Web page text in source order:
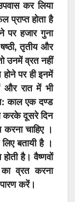
कर लिया
प्राप्त होता है
पर हजार गुना
तृतीय और
उनमें व्रत नहीं
होने पर ही इनमें
और रात में भी
काल एक दण्ड
करके दूसरे दिन
करना चाहिए ।
बतायी है ।
है। वैष्णवों
का व्रत करना
करें।